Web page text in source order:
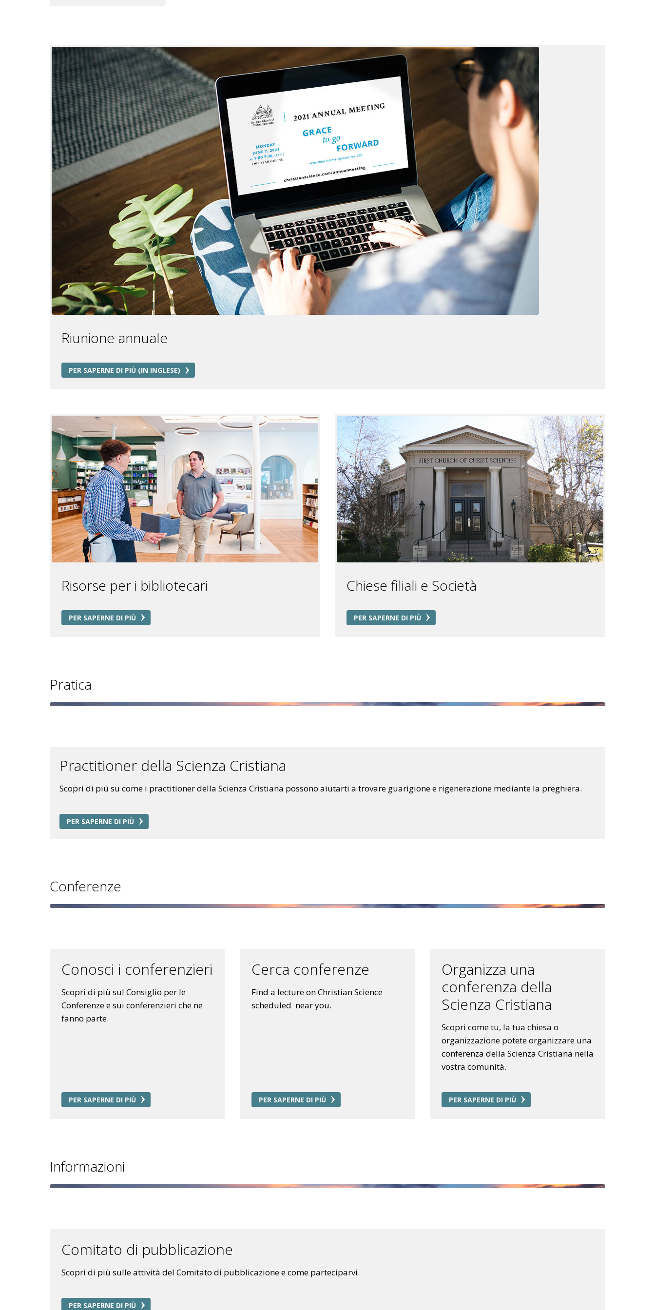
Riunione annuale
PER SAPERNE DI PIÙ (IN INGLESE)
Risorse per i bibliotecari
PER SAPERNE DI PIÙ
Chiese filiali e Società
PER SAPERNE DI PIÙ
Pratica
Practitioner della Scienza Cristiana
Scopri di più su come i practitioner della Scienza Cristiana possono aiutarti a trovare guarigione e rigenerazione mediante la preghiera.
PER SAPERNE DI PIÙ
Conferenze
Conosci i conferenzieri
Scopri di più sul Consiglio per le
Conferenze e sui conferenzieri che ne
fanno parte.
PER SAPERNE DI PIÙ
Cerca conferenze
Find a lecture on Christian Science
scheduled near you.
PER SAPERNE DI PIÙ
Organizza una
conferenza della
Scienza Cristiana
Scopri come tu, la tua chiesa o
organizzazione potete organizzare una
conferenza della Scienza Cristiana nella
vostra comunità.
PER SAPERNE DI PIÙ
Informazioni
Comitato di pubblicazione
Scopri di più sulle attività del Comitato di pubblicazione e come parteciparvi.
PER SAPERNE DI PIÙ